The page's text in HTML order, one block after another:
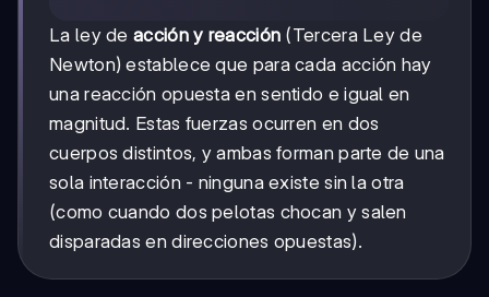
La ley de acción y reacción (Tercera Ley de
Newton) establece que para cada acción hay
una reacción opuesta en sentido e igual en
magnitud. Estas fuerzas ocurren en dos
cuerpos distintos, y ambas forman parte de una
sola interacción - ninguna existe sin la otra
(como cuando dos pelotas chocan y salen
disparadas en direcciones opuestas).